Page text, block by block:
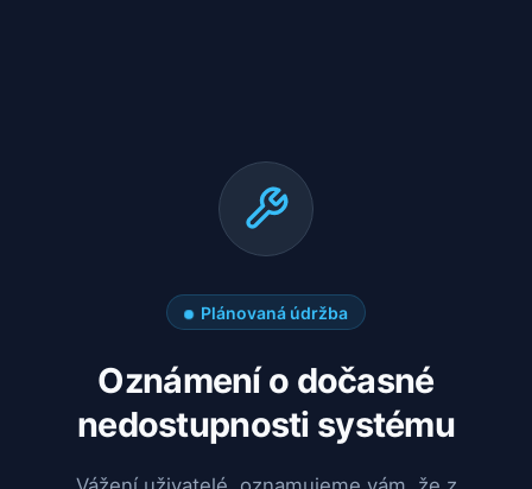
Plánovaná údržba
Oznámení o dočasné
nedostupnosti systému